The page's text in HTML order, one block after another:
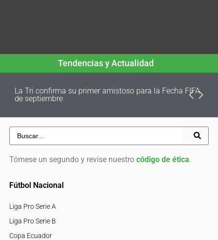
Tendencias y Actualidad
La Tri confirma su primer amistoso para la Fecha FIFA
de septiembre
Tómese un segundo y revise nuestro código de ética.
Fútbol Nacional
Liga Pro Serie A
Liga Pro Serie B
Copa Ecuador